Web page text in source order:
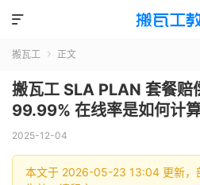

搬瓦工  正文
搬瓦工 SLA PLAN 套餐赔
99.99% 在线率是如何计算
2025-12-04
本文于 2026-05-23 13:04 更新，